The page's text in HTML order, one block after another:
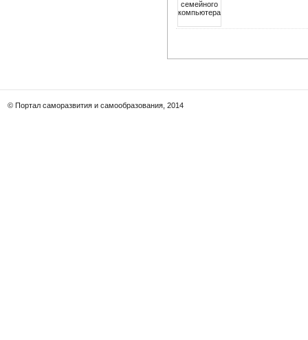
© Портал саморазвития и самообразования, 2014